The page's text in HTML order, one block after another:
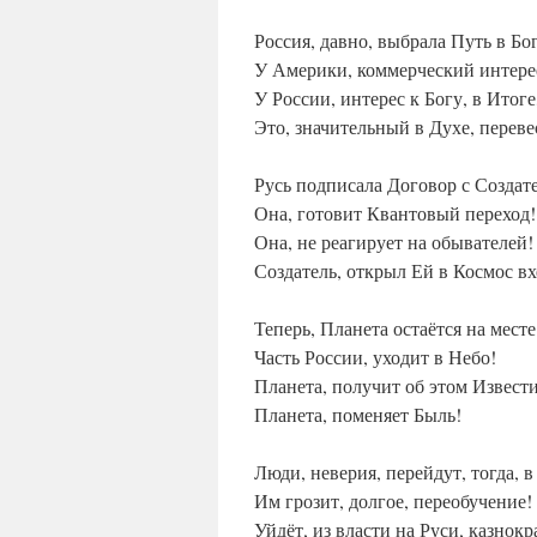
Россия, давно, выбрала Путь в
У Америки, коммерческий
У России, интерес к Богу, в
Это, значительный в Духе,
Русь подписала Договор с
Она, готовит Квантовый переход!
Она, не реагирует на обывателей!
Создатель, открыл Ей в Космос
Теперь, Планета остаётся на
Часть России, уходит в Небо!
Планета, получит об этом
Планета, поменяет Быль!
Люди, неверия, перейдут, тогда,
Им грозит, долгое, переобучение!
Уйдёт, из власти на Руси,